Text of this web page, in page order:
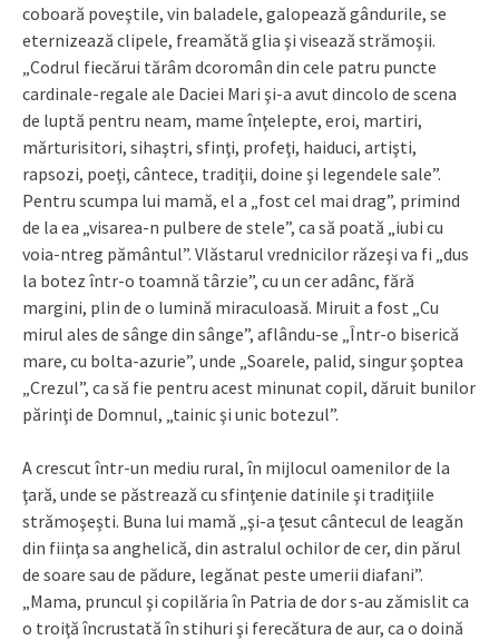
coboară poveştile, vin baladele, galopează gândurile, se
eternizează clipele, freamătă glia şi visează strămoşii.
„Codrul fiecărui tărâm dcoromân din cele patru puncte
cardinale-regale ale Daciei Mari şi-a avut dincolo de scena
de luptă pentru neam, mame înţelepte, eroi, martiri,
mărturisitori, sihaştri, sfinţi, profeţi, haiduci, artişti,
rapsozi, poeţi, cântece, tradiţii, doine şi legendele sale”.
Pentru scumpa lui mamă, el a „fost cel mai drag”, primind
de la ea „visarea-n pulbere de stele”, ca să poată „iubi cu
voia-ntreg pământul”. Vlăstarul vrednicilor răzeşi va fi „dus
la botez într-o toamnă târzie”, cu un cer adânc, fără
margini, plin de o lumină miraculoasă. Miruit a fost „Cu
mirul ales de sânge din sânge”, aflându-se „Într-o biserică
mare, cu bolta-azurie”, unde „Soarele, palid, singur şoptea
„Crezul”, ca să fie pentru acest minunat copil, dăruit bunilor
părinţi de Domnul, „tainic şi unic botezul”.
A crescut într-un mediu rural, în mijlocul oamenilor de la
ţară, unde se păstrează cu sfinţenie datinile şi tradiţiile
strămoşeşti. Buna lui mamă „şi-a ţesut cântecul de leagăn
din fiinţa sa anghelică, din astralul ochilor de cer, din părul
de soare sau de pădure, legănat peste umerii diafani”.
„Mama, pruncul şi copilăria în Patria de dor s-au zămislit ca
o troiţă încrustată în stihuri şi ferecătura de aur, ca o doină